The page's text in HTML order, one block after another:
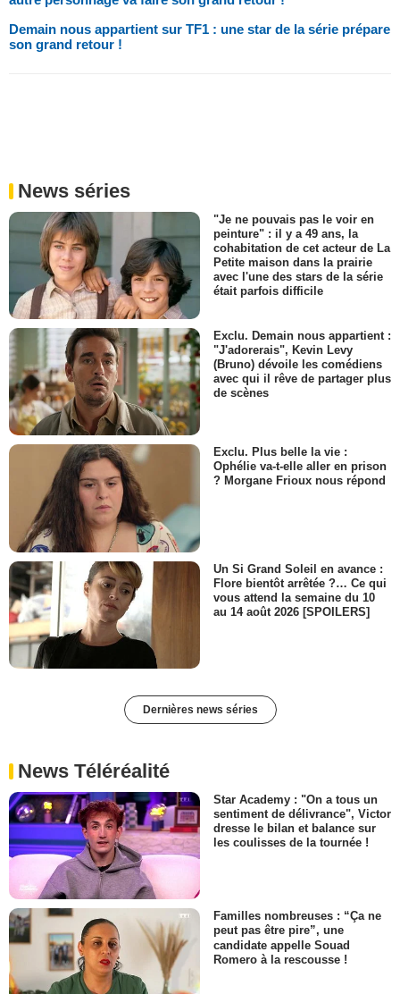
Demain nous appartient sur TF1 : une star de la série prépare
son grand retour !
News séries
"Je ne pouvais pas le voir en
peinture" : il y a 49 ans, la
cohabitation de cet acteur de La
Petite maison dans la prairie
avec l'une des stars de la série
était parfois difficile
Exclu. Demain nous appartient :
"J'adorerais", Kevin Levy
(Bruno) dévoile les comédiens
avec qui il rêve de partager plus
de scènes
Exclu. Plus belle la vie :
Ophélie va-t-elle aller en prison
? Morgane Frioux nous répond
Un Si Grand Soleil en avance :
Flore bientôt arrêtée ?… Ce qui
vous attend la semaine du 10
au 14 août 2026 [SPOILERS]
Dernières news séries
News Téléréalité
Star Academy : "On a tous un
sentiment de délivrance", Victor
dresse le bilan et balance sur
les coulisses de la tournée !
Familles nombreuses : “Ça ne
peut pas être pire”, une
candidate appelle Souad
Romero à la rescousse !